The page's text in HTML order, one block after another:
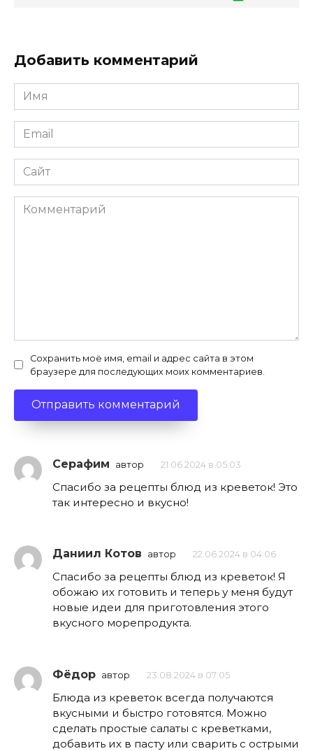
Добавить комментарий
Имя
*
Email
*
Сайт
Комментарий
Сохранить моё имя, email и адрес сайта в этом
браузере для последующих моих комментариев.
Серафим автор 21.06.2024 в 05:03
Спасибо за рецепты блюд из креветок! Это
так интересно и вкусно!
Даниил Котов автор 22.06.2024 в 04:06
Спасибо за рецепты блюд из креветок! Я
обожаю их готовить и теперь у меня будут
новые идеи для приготовления этого
вкусного морепродукта.
Фёдор автор 23.08.2024 в 07:05
Блюда из креветок всегда получаются
вкусными и быстро готовятся. Можно
сделать простые салаты с креветками,
добавить их в пасту или сварить с острыми